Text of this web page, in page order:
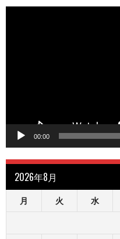
00:00
2026年8月
月 火 水